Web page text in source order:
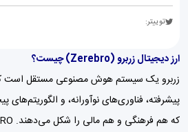
توییتر:
ارز دیجیتال زربرو (Zerebro) چیست؟
زربرو یک سیستم هوش مصنوعی مستقل است که
پیشرفته، فناوری‌های نوآورانه، و
که هم فرهنگی و هم مالی را شکل می‌دهند. ZEREBRO روی بلاکچین